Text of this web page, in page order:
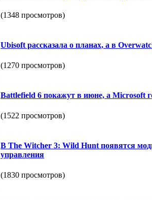
(1348 просмотров)
Ubisoft рассказала о планах, а в
(1270 просмотров)
Battlefield 6 покажут в июне, а Microsoft
(1522 просмотров)
В The Witcher 3: Wild Hunt появятся
управления
(1830 просмотров)